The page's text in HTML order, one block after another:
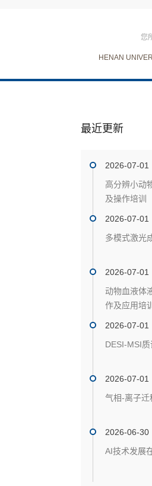
您
HENAN
最近更新
2026-07-01
高分辨小动
及操作培训
2026-07-01
多模式激光
2026-07-01
动物血液体
作及应用培训
2026-07-01
DESI-MSI
2026-07-01
气相-离子迁
2026-06-30
AI技术发展